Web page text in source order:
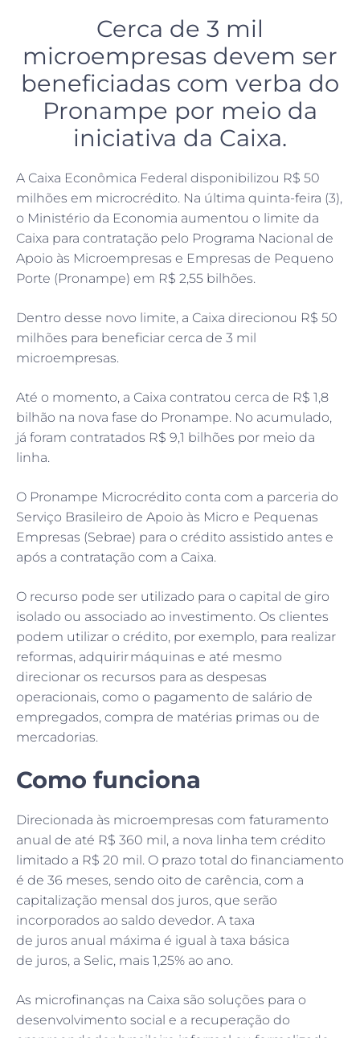
Cerca de 3 mil
microempresas devem ser
beneficiadas com verba do
Pronampe por meio da
iniciativa da Caixa.
A Caixa Econômica Federal disponibilizou R$ 50
milhões em microcrédito. Na última quinta-feira (3),
o Ministério da Economia aumentou o limite da
Caixa para contratação pelo Programa Nacional de
Apoio às Microempresas e Empresas de Pequeno
Porte (Pronampe) em R$ 2,55 bilhões.
Dentro desse novo limite, a Caixa direcionou R$ 50
milhões para beneficiar cerca de 3 mil
microempresas.
Até o momento, a Caixa contratou cerca de R$ 1,8
bilhão na nova fase do Pronampe. No acumulado,
já foram contratados R$ 9,1 bilhões por meio da
linha.
O Pronampe Microcrédito conta com a parceria do
Serviço Brasileiro de Apoio às Micro e Pequenas
Empresas (Sebrae) para o crédito assistido antes e
após a contratação com a Caixa.
O recurso pode ser utilizado para o capital de giro
isolado ou associado ao investimento. Os clientes
podem utilizar o crédito, por exemplo, para realizar
reformas, adquirir máquinas e até mesmo
direcionar os recursos para as despesas
operacionais, como o pagamento de salário de
empregados, compra de matérias primas ou de
mercadorias.
Como funciona
Direcionada às microempresas com faturamento
anual de até R$ 360 mil, a nova linha tem crédito
limitado a R$ 20 mil. O prazo total do financiamento
é de 36 meses, sendo oito de carência, com a
capitalização mensal dos juros, que serão
incorporados ao saldo devedor. A taxa
de juros anual máxima é igual à taxa básica
de juros, a Selic, mais 1,25% ao ano.
As microfinanças na Caixa são soluções para o
desenvolvimento social e a recuperação do